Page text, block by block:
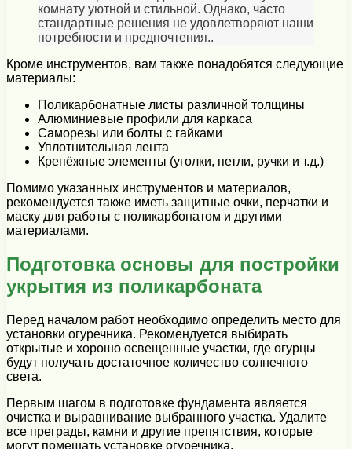
комнату уютной и стильной. Однако, часто
стандартные решения не удовлетворяют наши
потребности и предпочтения..
Кроме инструментов, вам также понадобятся следующие
материалы:
Поликарбонатные листы различной толщины
Алюминиевые профили для каркаса
Саморезы или болты с гайками
Уплотнительная лента
Крепёжные элементы (уголки, петли, ручки и т.д.)
Помимо указанных инструментов и материалов,
рекомендуется также иметь защитные очки, перчатки и
маску для работы с поликарбонатом и другими
материалами.
Подготовка основы для постройки
укрытия из поликарбоната
Перед началом работ необходимо определить место для
установки огуречника. Рекомендуется выбирать
открытые и хорошо освещенные участки, где огурцы
будут получать достаточное количество солнечного
света.
Первым шагом в подготовке фундамента является
очистка и выравнивание выбранного участка. Удалите
все преграды, камни и другие препятствия, которые
могут помешать установке огуречника.